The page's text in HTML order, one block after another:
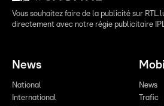
Vous souhaitez faire de la publicité sur
directement avec notre régie publicitaire
News
National
International
News
Trafic